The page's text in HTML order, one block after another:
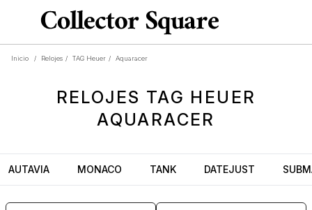
Inicio / Relojes / TAG Heuer / Aquaracer
RELOJES TAG HEUER
AQUARACER
AUTAVIA MONACO TANK DATEJUST